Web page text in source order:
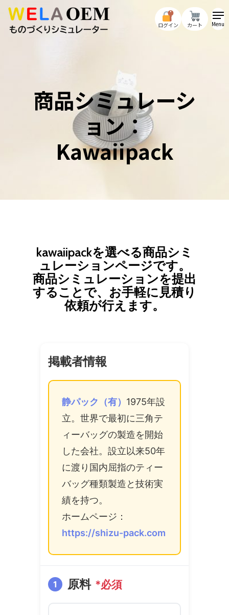
Skip
ログイン カート Menu
商品シミュレーシ
ョン：
Kawaiipack
kawaiipackを選べる商品シミ
ュレーションページです。
商品シミュレーションを提出
することで、お手軽に見積り
依頼が行えます。
掲載者情報
静パック（有） 1975年設
立。世界で最初に三角テ
ィーバッグの製造を開始
した会社。設立以来50年
に渡り国内屈指のティー
バッグ種類製造と技術実
績を持つ。
ホームページ：
https://shizu-pack.com
1 原料 *必須